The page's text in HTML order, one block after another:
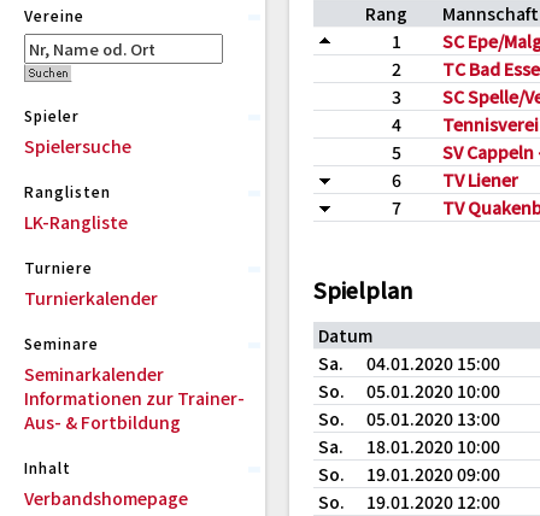
Vereine
Spieler
Spielersuche
Ranglisten
LK-Rangliste
Turniere
Turnierkalender
Seminare
Seminarkalender
Informationen zur Trainer-
Aus- & Fortbildung
Inhalt
Verbandshomepage
Rang
Mannschaft
1
SC Epe/
2
TC Bad
3
SC Spelle/
4
5
SV
6
TV Liener
7
TV
Spielplan
Datum
Sa.
04.01.2020 15:00
So.
05.01.2020 10:00
So.
05.01.2020 13:00
Sa.
18.01.2020 10:00
So.
19.01.2020 09:00
So.
19.01.2020 12:00